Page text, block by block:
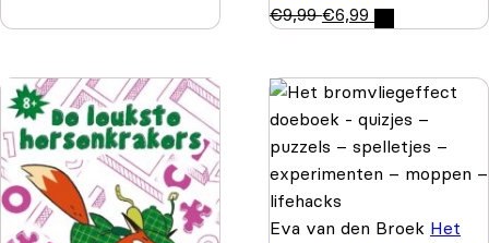
€9,99 €6,99
Eva van den Broek Het